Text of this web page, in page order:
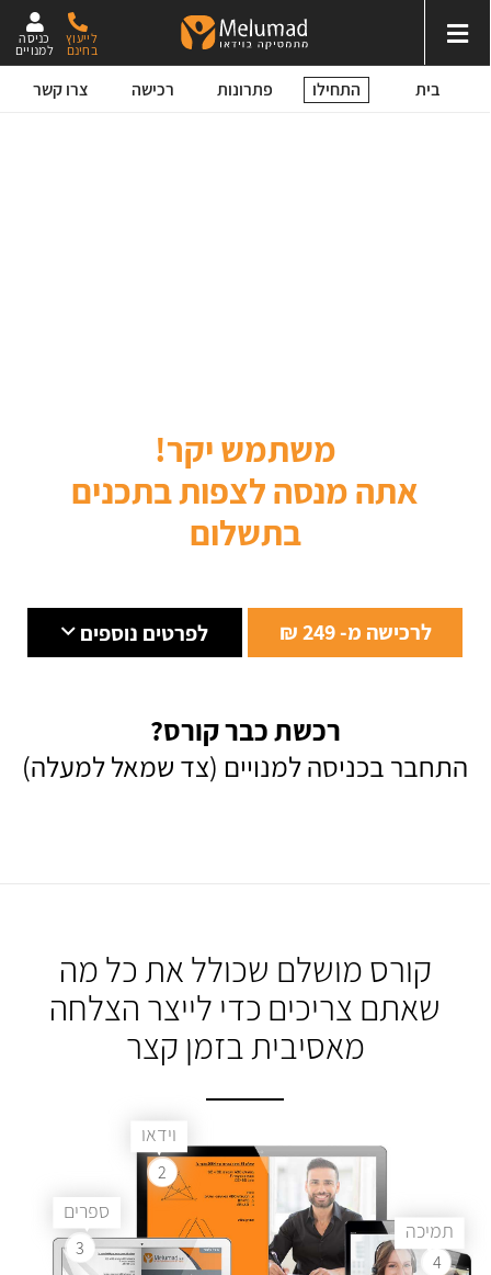
כניסה
למנויים
לייעוץ
בחינם
בית התחילו פתרונות רכישה צרו קשר
משתמש יקר!
אתה מנסה לצפות בתכנים
בתשלום
לרכישה מ- 249 ₪ לפרטים נוספים
רכשת כבר קורס?
התחבר בכניסה למנויים (צד שמאל למעלה)
קורס מושלם שכולל את כל מה
שאתם צריכים כדי לייצר הצלחה
מאסיבית בזמן קצר
וידאו
2
ספרים
3
תמיכה
4